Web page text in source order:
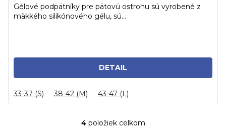
DETAIL
Gélové podpätníky pre pätovú ostrohu sú vyrobené z
mäkkého silikónového gélu, sú...
33-37 (S) 38-42 (M) 43-47 (L)
O
4položiek celkom